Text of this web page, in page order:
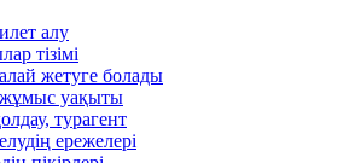
алу
тізімі
жетуге болады
уақыты
турагент
ережелері